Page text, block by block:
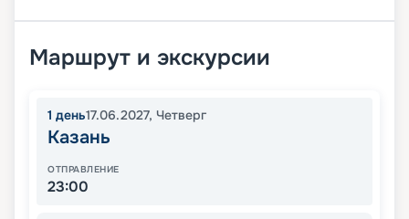
Маршрут и экскурсии
1 день17.06.2027, Четверг
Казань
ОТПРАВЛЕНИЕ
23:00